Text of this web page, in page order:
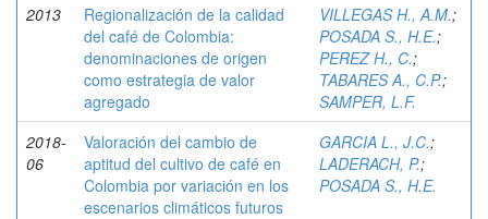
2013
Regionalización de la calidad
del café de Colombia:
denominaciones de origen
como estrategia de valor
agregado
VILLEGAS H., A.M.;
POSADA S., H.E.;
PEREZ H., C.;
TABARES A., C.P.;
SAMPER, L.F.
2018-
06
Valoración del cambio de
aptitud del cultivo de café en
Colombia por variación en los
escenarios climáticos futuros
GARCIA L., J.C.;
LADERACH, P.;
POSADA S., H.E.